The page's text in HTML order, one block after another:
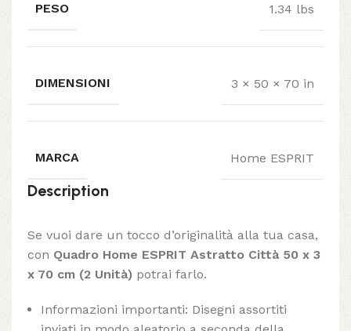
PESO 1.34 lbs
DIMENSIONI 3 × 50 × 70 in
MARCA Home ESPRIT
Description
Se vuoi dare un tocco d’originalità alla tua casa,
con Quadro Home ESPRIT Astratto Città 50 x 3
x 70 cm (2 Unità) potrai farlo.
Informazioni importanti: Disegni assortiti